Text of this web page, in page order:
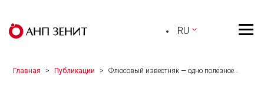
RU
Главная Публикации Флюсовый известняк — одно полезное…